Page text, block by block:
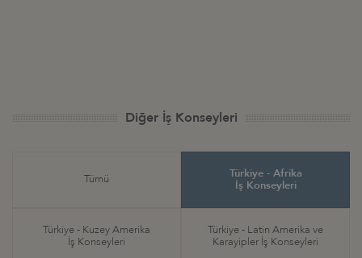
Diğer İş Konseyleri
Tümü
Türkiye - Afrika
İş Konseyleri
Türkiye - Kuzey Amerika
İş Konseyleri
Türkiye - Latin Amerika ve
Karayipler İş Konseyleri